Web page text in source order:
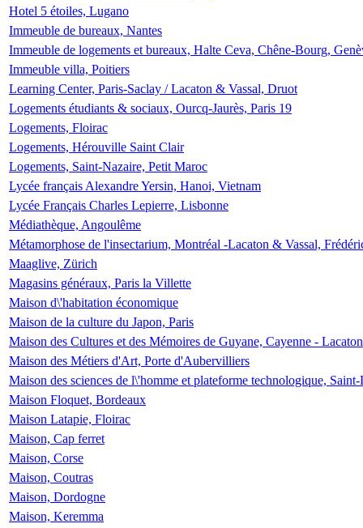
Hotel 5 étoiles, Lugano
Immeuble de bureaux, Nantes
Immeuble de logements et bureaux, Halte Ceva, Chêne-Bourg,
Immeuble villa, Poitiers
Learning Center, Paris-Saclay / Lacaton & Vassal, Druot
Logements étudiants & sociaux, Ourcq-Jaurès, Paris 19
Logements, Floirac
Logements, Hérouville Saint Clair
Logements, Saint-Nazaire, Petit Maroc
Lycée français Alexandre Yersin, Hanoi, Vietnam
Lycée Français Charles Lepierre, Lisbonne
Médiathèque, Angoulême
Métamorphose de l'insectarium, Montréal -Lacaton & Vassal,
Maaglive, Zürich
Magasins généraux, Paris la Villette
Maison d\'habitation économique
Maison de la culture du Japon, Paris
Maison des Cultures et des Mémoires de Guyane, Cayenne -
Maison des Métiers d'Art, Porte d'Aubervilliers
Maison des sciences de l\'homme et plateforme technologique,
Maison Floquet, Bordeaux
Maison Latapie, Floirac
Maison, Cap ferret
Maison, Corse
Maison, Coutras
Maison, Dordogne
Maison, Keremma